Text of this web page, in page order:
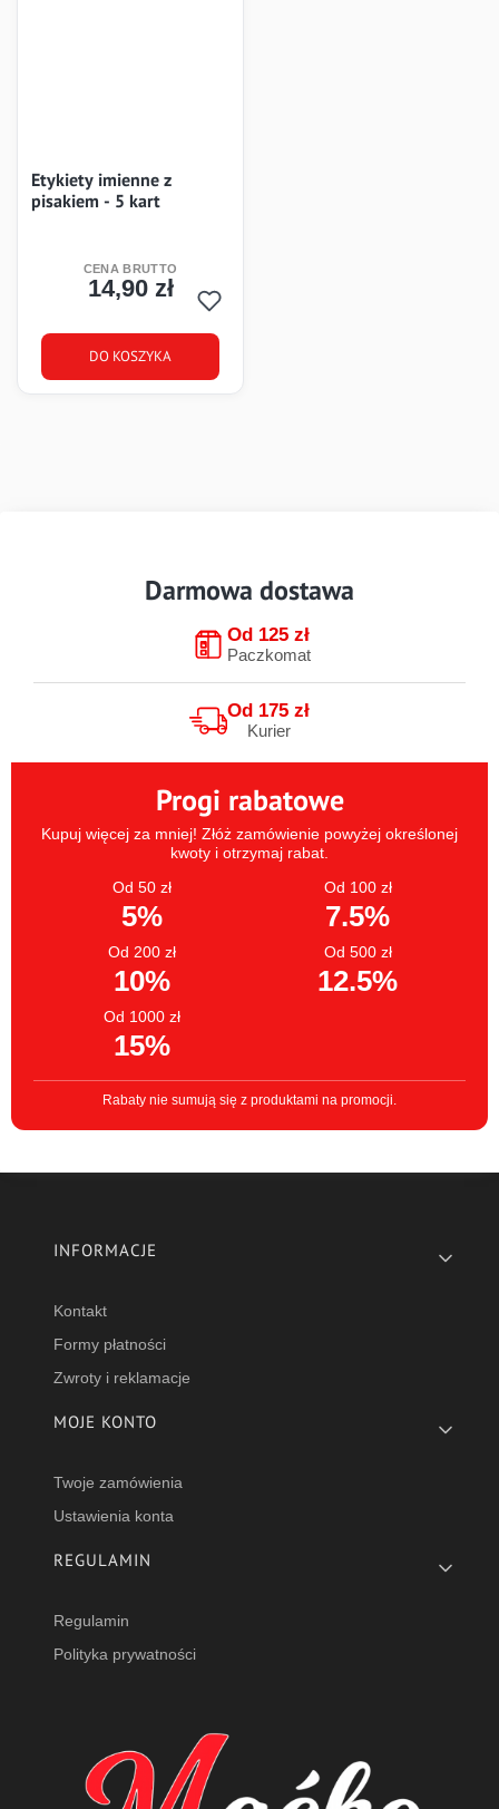
Etykiety imienne z
pisakiem - 5 kart
Cena
14,90 zł
DO KOSZYKA
Darmowa dostawa
Od 125 zł
Paczkomat
Od 175 zł
Kurier
Progi rabatowe
Kupuj więcej za mniej! Złóż zamówienie powyżej określonej
kwoty i otrzymaj rabat.
Od 50 zł
5%
Od 100 zł
7.5%
Od 200 zł
10%
Od 500 zł
12.5%
Od 1000 zł
15%
Rabaty nie sumują się z produktami na promocji.
Linki w stopce
INFORMACJE
Kontakt
Formy płatności
Zwroty i reklamacje
MOJE KONTO
Twoje zamówienia
Ustawienia konta
REGULAMIN
Regulamin
Polityka prywatności